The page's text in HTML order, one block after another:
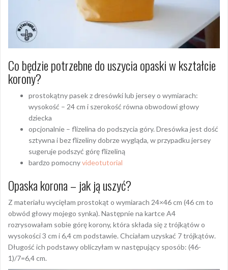
Co będzie potrzebne do uszycia opaski w kształcie
korony?
prostokątny pasek z dresówki lub jersey o wymiarach:
wysokość – 24 cm i szerokość równa obwodowi głowy
dziecka
opcjonalnie – flizelina do podszycia góry. Dresówka jest dość
sztywna i bez flizeliny dobrze wygląda, w przypadku jersey
sugeruje podszyć górę flizeliną
bardzo pomocnyvideotutorial
Opaska korona – jak ją uszyć?
Z materiału wycięłam prostokąt o wymiarach 24×46 cm (46 cm to
obwód głowy mojego synka). Następnie na kartce A4
rozrysowałam sobie górę korony, która składa się z trójkątów o
wysokości 3 cm i 6,4 cm podstawie. Chciałam uzyskać 7 trójkątów.
Długość ich podstawy obliczyłam w następujący sposób: (46-
1)/7=6,4 cm.